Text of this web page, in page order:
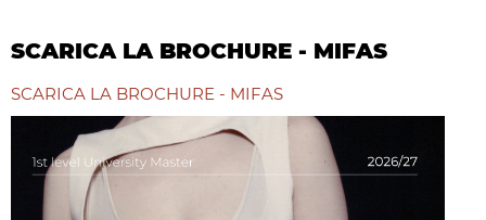
SCARICA LA BROCHURE - MIFAS
SCARICA LA BROCHURE - MIFAS